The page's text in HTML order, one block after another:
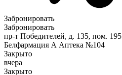
Забронировать
Забронировать
пр-т Победителей, д. 135, пом. 195
Белфармация А Аптека №104
Закрыто
вчера
Закрыто